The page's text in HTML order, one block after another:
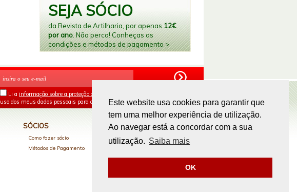
Este website usa cookies para garantir que
tem uma melhor experiência de utilização.
Ao navegar está a concordar com a sua
utilização. Saiba mais
OK
SEJA SÓCIO
da Revista de Artilharia, por apenas 12€
por ano. Não perca! Conheças as
condições e métodos de pagamento >
Li a informação sobre a proteção de dados
uso dos meus dados pessoais para os fins mencionados.
SÓCIOS
Como fazer sócio
Métodos de Pagamento
PAGAMENTOS ONLINE